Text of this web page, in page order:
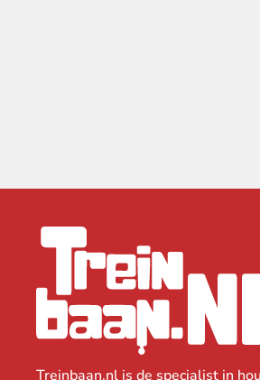
Treinbaan.nl is de specialist in